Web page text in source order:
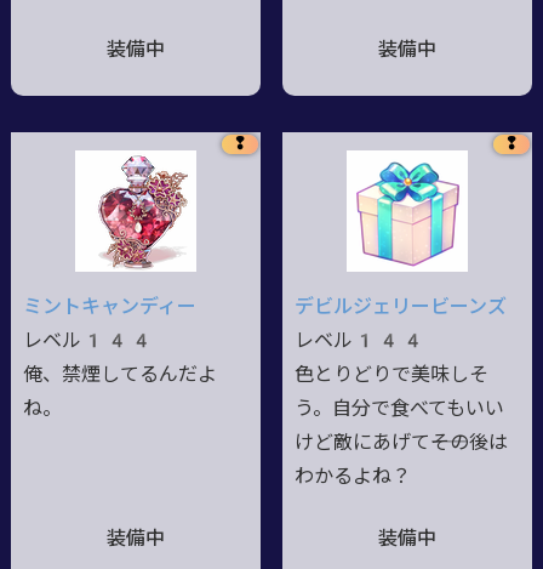
装備中 装備中
❢
ミントキャンディー
レベル144
俺、禁煙してるんだよ
ね。
装備中
❢
デビルジェリービーンズ
レベル144
色とりどりで美味しそ
う。自分で食べてもいい
けど敵にあげて――その後は
わかるよね？
装備中